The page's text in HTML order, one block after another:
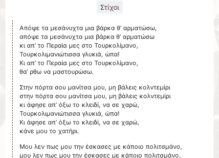
Στίχοι
Απόψε τα μεσάνυχτα μια βάρκα θ’ αρματώσω,
απόψε τα μεσάνυχτα μια βάρκα θ’ αρματώσω
κι απ’ το Περαία μες στο Τουρκολίμανο,
Τουρκολιμανιώτισσα γλυκιά, ώπα!
Κι απ’ το Περαία μες στο Τουρκολίμανο,
θα’ ρθω να μαστουρώσω.
Στην πόρτα σου μανίτσα μου, μη βάλεις κολντεμίρι
στην πόρτα σου μανίτσα μου, μη βάλεις κολντεμίρι
κι άφησε απ’ όξω το κλειδί, να σε χαρώ,
Τουρκολιμανιώτισσα γλυκιά, ώπα!
Κι άφησε απ’ όξω το κλειδί, να σε χαρώ,
κάνε μου το χατήρι.
Μου λεν πως μου την έσκασες με κάποιο πολιτσμάνο,
μου λεν πως μου την έσκασες με κάποιο πολιτσμάνο,